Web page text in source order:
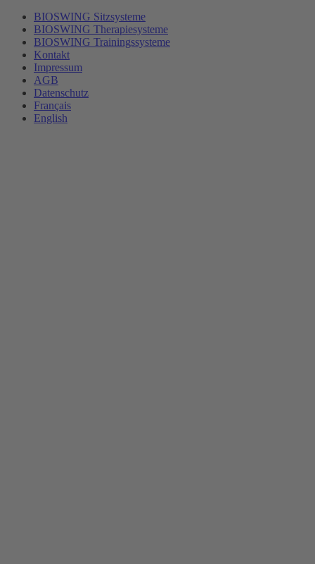
BIOSWING Sitzsysteme
BIOSWING Therapiesysteme
BIOSWING Trainingssysteme
Kontakt
Impressum
AGB
Datenschutz
Français
English